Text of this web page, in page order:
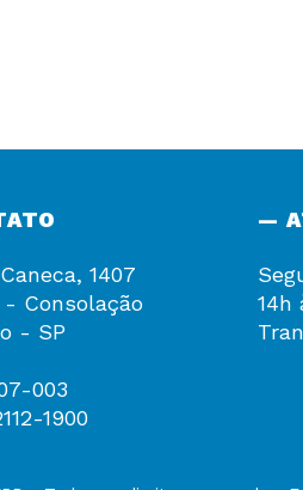
1407
- Consolação
- SP
003
1900
—
14h